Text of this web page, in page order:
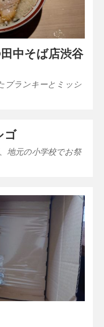
中そば店渋谷
ブランキーとミッシ
ゴ
地元の小学校でお祭